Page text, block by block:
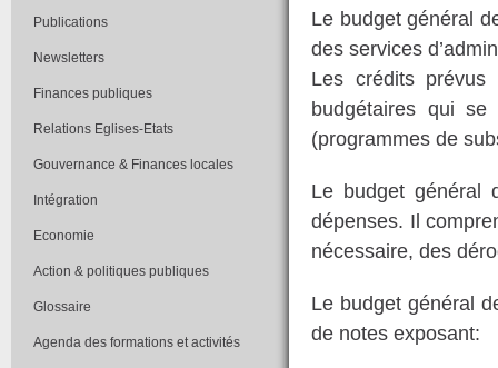
Publications
Newsletters
Finances publiques
Relations Eglises-Etats
Gouvernance & Finances locales
Intégration
Economie
Action & politiques publiques
Glossaire
Agenda des formations et activités
Le budget général
des services
Les crédits prévus
budgétaires qui se
(programmes de
Le budget général
dépenses. Il
nécessaire, des
Le budget général
de notes exposant: